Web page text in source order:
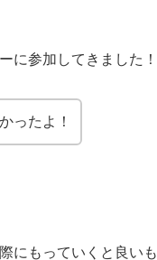
に参加してきました！
ったよ！
にもっていくと良い